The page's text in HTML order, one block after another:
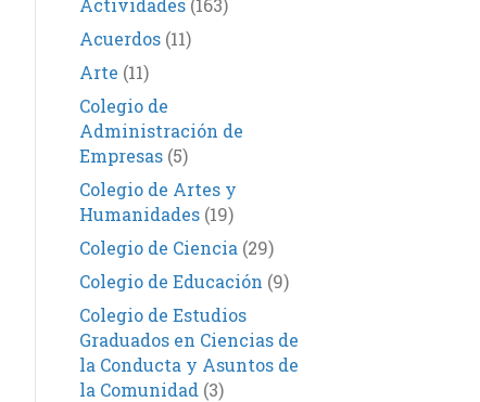
Actividades(163)
Acuerdos(11)
Arte (11)
Colegio de
Administración de
Empresas(5)
Colegio de Artes y
Humanidades(19)
Colegio de Ciencia (29)
Colegio de Educación (9)
Colegio de Estudios
Graduados en Ciencias de
la Conducta y Asuntos de
la Comunidad (3)